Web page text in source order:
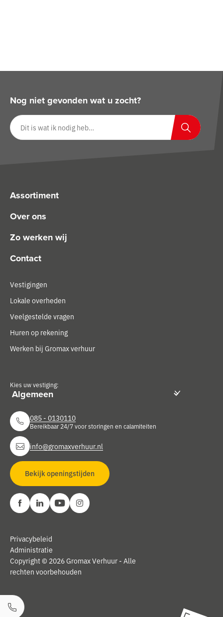
Bel ons
Nog niet gevonden wat u zocht?
Zoeken op website
Zoeken
Assortiment
Over ons
Zo werken wij
Contact
Vestigingen
Lokale overheden
Veelgestelde vragen
Huren op rekening
Werken bij Gromax verhuur
Kies uw vestiging:
085 - 0130110
Bereikbaar 24/7 voor storingen en calamiteiten
info@gromaxverhuur.nl
Bekijk openingstijden
Copyright © 2026 Gromax Verhuur - Alle
rechten voorbehouden
Privacybeleid
Administratie